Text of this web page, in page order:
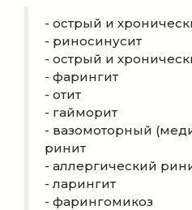
- острый и
- риносинусит
- острый и
- фарингит
- отит
- гайморит
- вазомоторный
ринит
- аллергический
- ларингит
- фарингомикоз